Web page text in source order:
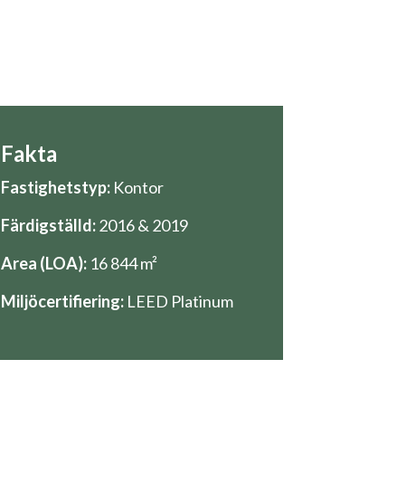
Fakta
Fastighetstyp: Kontor
Färdigställd:2016 & 2019
Area (LOA): 16 844 m²
Miljöcertifiering: LEED Platinum